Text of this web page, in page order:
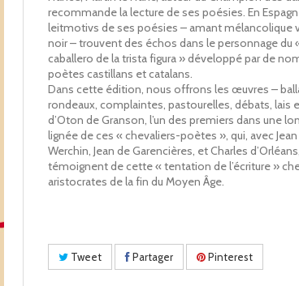
recommande la lecture de ses poésies. En
leitmotivs de ses poésies – amant mélancolique
noir – trouvent des échos dans le personnage du
caballero de la trista figura » développé par de
poètes castillans et catalans.
Dans cette édition, nous offrons les œuvres –
rondeaux, complaintes, pastourelles, débats, lais
d’Oton de Granson, l’un des premiers dans une
lignée de ces « chevaliers-poètes », qui, avec
Werchin, Jean de Garencières, et Charles d’Orléans,
témoignent de cette « tentation de l’écriture »
aristocrates de la fin du Moyen Âge.
Tweet Partager Pinterest